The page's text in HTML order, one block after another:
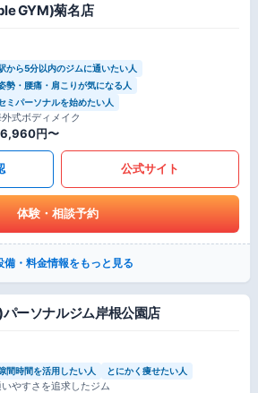
GYM)菊名店
から5分以内のジムに通いたい人
勢・腰痛・肩こりが気になる人
ミパーソナルを始めたい人
式ボディメイク
円〜
公式サイト
体験・相談予約
備・料金情報をもっと見る
ーソナルジム岸根公園店
間時間を活用したい人 とにかく痩せたい人
やすさを追求したジム